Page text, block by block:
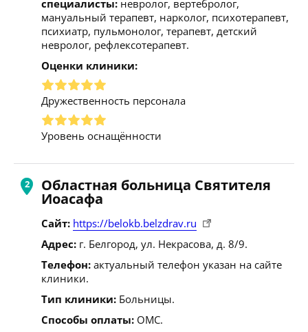
специалисты: невролог, вертебролог,
мануальный терапевт, нарколог, психотерапевт,
психиатр, пульмонолог, терапевт, детский
невролог, рефлексотерапевт.
Оценки клиники:
Дружественность персонала
Уровень оснащённости
Областная больница Святителя
Иоасафа
Сайт: https://belokb.belzdrav.ru
Адрес: г. Белгород, ул. Некрасова, д. 8/9.
Телефон: актуальный телефон указан на сайте
клиники.
Тип клиники: Больницы.
Способы оплаты: ОМС.